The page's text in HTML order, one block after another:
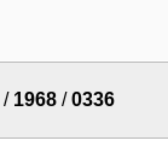
/ 1968 /0336